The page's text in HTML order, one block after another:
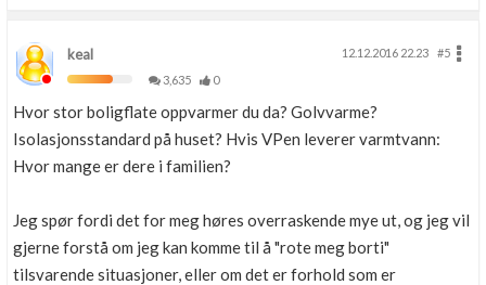
keal 12.12.2016 22.23
#5
3,635
0
Hvor stor boligflate oppvarmer du da? Golvvarme?
Isolasjonsstandard på huset? Hvis VPen leverer varmtvann:
Hvor mange er dere i familien?
Jeg spør fordi det for meg høres overraskende mye ut, og jeg vil
gjerne forstå om jeg kan komme til å "rote meg borti"
tilsvarende situasjoner, eller om det er forhold som er